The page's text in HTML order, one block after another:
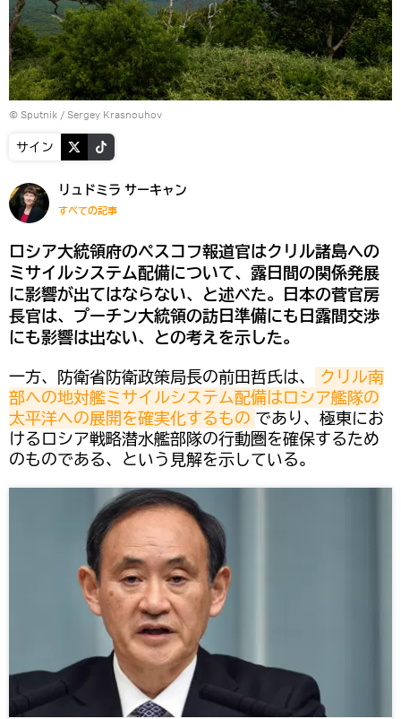
© Sputnik / Sergey Krasnouhov
サイン
リュドミラ サーキャン
すべての記事
ロシア大統領府のペスコフ報道官はクリル諸島への
ミサイルシステム配備について、露日間の関係発展
に影響が出てはならない、と述べた。日本の菅官房
長官は、プーチン大統領の訪日準備にも日露間交渉
にも影響は出ない、との考えを示した。
一方、防衛省防衛政策局長の前田哲氏は、
クリル南
部への地対艦ミサイルシステム配備はロシア艦隊の
太平洋への展開を確実化するもの であり、極東にお
けるロシア戦略潜水艦部隊の行動圏を確保するため
のものである、という見解を示している。